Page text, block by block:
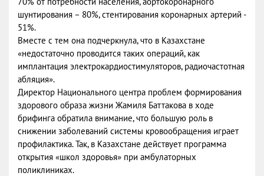
шунтирования – 80%, стентирования коронарных артерий -
51%.
Вместе с тем она подчеркнула, что в Казахстане
«недостаточно проводится таких операций, как
имплантация электрокардиостимуляторов, радиочастотная
абляция».
Директор Национального центра проблем формирования
здорового образа жизни Жамиля Баттакова в ходе
брифинга обратила внимание, что большую роль в
снижении заболеваний системы кровообращения играет
профилактика. Так, в Казахстане действует программа
открытия «школ здоровья» при амбулаторных
поликлиниках.